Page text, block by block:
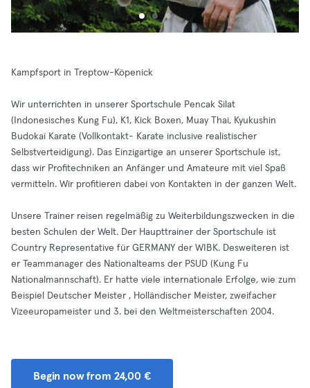
Kampfsport in Treptow-Köpenick
Wir unterrichten in unserer Sportschule Pencak Silat
(Indonesisches Kung Fu), K1, Kick Boxen, Muay Thai, Kyukushin
Budokai Karate (Vollkontakt- Karate inclusive realistischer
Selbstverteidigung). Das Einzigartige an unserer Sportschule ist,
dass wir Profitechniken an Anfänger und Amateure mit viel Spaß
vermitteln. Wir profitieren dabei von Kontakten in der ganzen Welt.
Unsere Trainer reisen regelmäßig zu Weiterbildungszwecken in die
besten Schulen der Welt. Der Haupttrainer der Sportschule ist
Country Representative für GERMANY der WIBK. Desweiteren ist
er Teammanager des Nationalteams der PSUD (Kung Fu
Nationalmannschaft). Er hatte viele internationale Erfolge, wie zum
Beispiel Deutscher Meister , Holländischer Meister, zweifacher
Vizeeuropameister und 3. bei den Weltmeisterschaften 2004.
Begin now from 24,00 €